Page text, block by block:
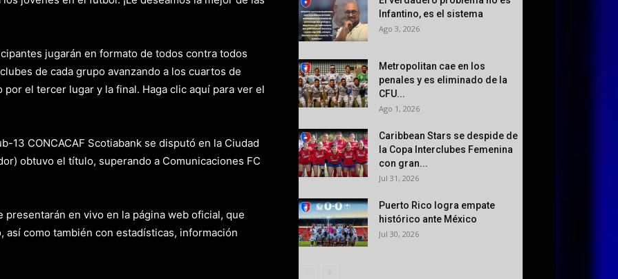
jugarán en formato de todos contra todos
de cada grupo avanzando a los cuartos de
el tercer lugar y la final. Haga clic aquí para ver el
13 CONCACAF Scotiabank se disputó en la Ciudad
obtuvo el título, superando a Comunicaciones FC
en vivo en la página web oficial, que
como también con estadísticas, información
Infantino, es el sistema
Ago 3, 2026
Metropolitan cae en los
penales y es eliminado de la
CFU...
Ago 1, 2026
Caribbean Stars se despide de
la Copa Interclubes Femenina
con gran...
Jul 31, 2026
Puerto Rico logra empate
histórico ante México
Jul 30, 2026